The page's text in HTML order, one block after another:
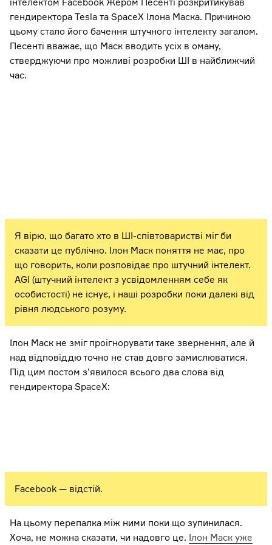
гендиректора Tesla та SpaceX Ілона Маска. Причиною
цьому стало його бачення штучного інтелекту загалом.
Песенті вважає, що Маск вводить усіх в оману,
стверджуючи про можливі розробки ШІ в найближчий
час.
Я вірю, що багато хто в ШІ-співтоваристві міг би
сказати це публічно. Ілон Маск поняття не має, про
що говорить, коли розповідає про штучний інтелект.
AGI (штучний інтелект з усвідомленням себе як
особистості) не існує, і наші розробки поки далекі від
рівня людського розуму.
Ілон Маск не зміг проігнорувати таке звернення, але й
над відповіддю точно не став довго замислюватися.
Під цим постом з’явилося всього два слова від
гендиректора SpaceX:
Facebook — відстій.
На цьому перепалка між ними поки що зупинилася.
Хоча, не можна сказати, чи надовго це. Ілон Маск уже